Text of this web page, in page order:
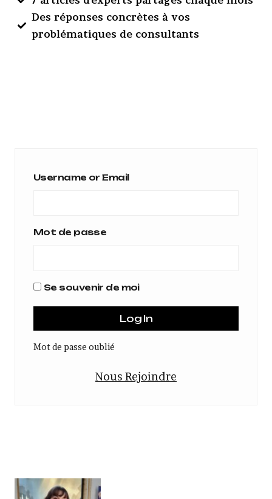
Des réponses concrètes à vos
problématiques de consultants
Username or Email
Mot de passe
Se souvenir de moi
Mot de passe oublié
Nous Rejoindre